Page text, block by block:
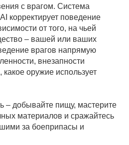
с врагом. Система
корректирует поведение
от того, на чьей
– вашей или ваших
врагов напрямую
внезапности
какое оружие использует
– добывайте пищу, мастерите
материалов и сражайтесь
за боеприпасы и